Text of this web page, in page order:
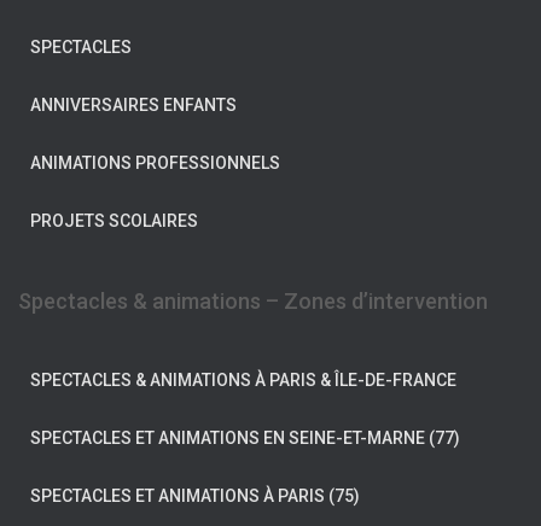
SPECTACLES
ANNIVERSAIRES ENFANTS
ANIMATIONS PROFESSIONNELS
PROJETS SCOLAIRES
Spectacles & animations – Zones d’intervention
SPECTACLES & ANIMATIONS À PARIS & ÎLE-DE-FRANCE
SPECTACLES ET ANIMATIONS EN SEINE-ET-MARNE (77)
SPECTACLES ET ANIMATIONS À PARIS (75)